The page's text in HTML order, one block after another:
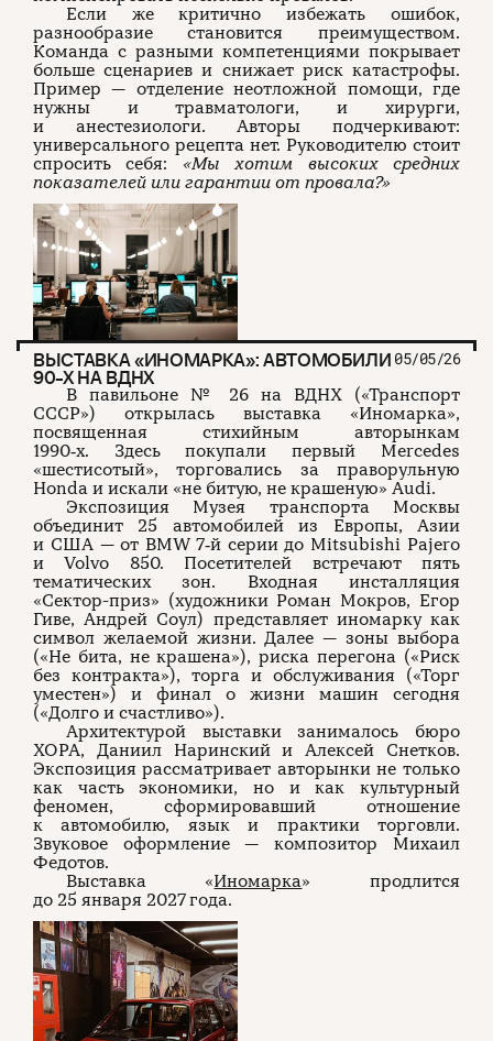
Если же критично избежать ошибок,
разнообразие становится преимуществом.
Команда с разными компетенциями покрывает
больше сценариев и снижает риск катастрофы.
Пример — отделение неотложной помощи, где
нужны и травматологи, и хирурги,
и анестезиологи. Авторы подчеркивают:
универсального рецепта нет. Руководителю стоит
спросить себя: «Мы хотим высоких средних
показателей или гарантии от провала?»
ВЫСТАВКА «ИНОМАРКА»: АВТОМОБИЛИ
90-Х НА ВДНХ
05/05/26
В павильоне № 26 на ВДНХ («Транспорт
СССР») открылась выставка «Иномарка»,
посвященная стихийным авторынкам
1990‑х. Здесь покупали первый Mercedes
«шестисотый», торговались за праворульную
Honda и искали «не битую, не крашеную» Audi.
Экспозиция Музея транспорта Москвы
объединит 25 автомобилей из Европы, Азии
и США — от BMW 7‑й серии до Mitsubishi Pajero
и Volvo 850. Посетителей встречают пять
тематических зон. Входная инсталляция
«Сектор-приз» (художники Роман Мокров, Егор
Гиве, Андрей Соул) представляет иномарку как
символ желаемой жизни. Далее — зоны выбора
(«Не бита, не крашена»), риска перегона («Риск
без контракта»), торга и обслуживания («Торг
уместен») и финал о жизни машин сегодня
(«Долго и счастливо»).
Архитектурой выставки занималось бюро
ХОРА, Даниил Наринский и Алексей Снетков.
Экспозиция рассматривает авторынки не только
как часть экономики, но и как культурный
феномен, сформировавший отношение
к автомобилю, язык и практики торговли.
Звуковое оформление — композитор Михаил
Федотов.
Выставка «Иномарка» продлится
до 25 января 2027 года.